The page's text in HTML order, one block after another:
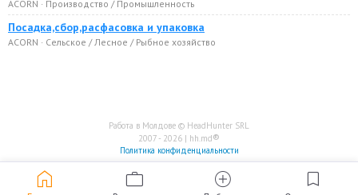
ACORN · Производство / Промышленность
Посадка,сбор,расфасовка и упаковка
ACORN · Сельское / Лесное / Рыбное хозяйство
home work add_circle bookmark
Работа в Молдове © HeadHunter SRL
2007 - 2026 | hh.md®
Политика конфиденциальности